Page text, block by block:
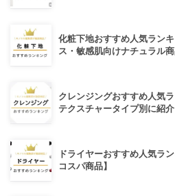
化粧下地おすすめ人気ラン
ス・敏感肌向けナチュラル商
クレンジングおすすめ人気
テクスチャータイプ別に紹介
ドライヤーおすすめ人気ラ
コスパ商品】